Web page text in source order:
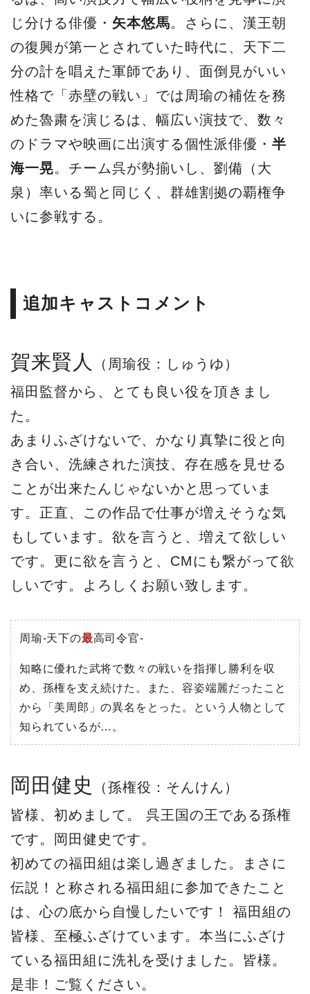
じ分ける俳優・ 矢本悠馬。さらに、漢王朝
の復興が第一とされていた時代に、天下二
分の計を唱えた軍師であり、面倒見がいい
性格で「赤壁の戦い」では周瑜の補佐を務
めた魯粛を演じるは、幅広い演技で、数々
のドラマや映画に出演する個性派俳優・ 半
海一晃。チーム呉が勢揃いし、劉備（大
泉）率いる蜀と同じく、群雄割拠の覇権争
いに参戦する。
追加キャストコメント
賀来賢人
（周瑜役：しゅうゆ）
福田監督から、とても良い役を頂きまし
た。
あまりふざけないで、かなり真摯に役と向
き合い、洗練された演技、存在感を見せる
ことが出来たんじゃないかと思っていま
す。正直、この作品で仕事が増えそうな気
もしています。欲を言うと、増えて欲しい
です。更に欲を言うと、CMにも繋がって欲
しいです。よろしくお願い致します。
周瑜-天下の最高司令官-
知略に優れた武将で数々の戦いを指揮し勝利を収
め、孫権を支え続けた。また、容姿端麗だったこと
から「美周郎」の異名をとった。という人物として
知られているが…。
岡田健史
（孫権役：そんけん）
皆様、初めまして。 呉王国の王である孫権
です。岡田健史です。
初めての福田組は楽し過ぎました。まさに
伝説！と称される福田組に参加できたこと
は、心の底から自慢したいです！ 福田組の
皆様、至極ふざけています。本当にふざけ
ている福田組に洗礼を受けました。皆様。
是非！ご覧ください。